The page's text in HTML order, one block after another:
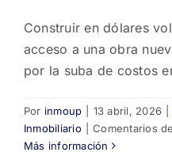
Construir en dólares
acceso a una obra
por la suba de costos
Por inmoup 13 abril, 2026
Inmobiliario
Comentarios
Más información